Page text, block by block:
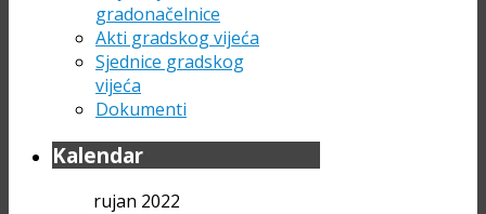
gradonačelnice
Akti gradskog vijeća
Sjednice gradskog
vijeća
Dokumenti
Kalendar
rujan 2022